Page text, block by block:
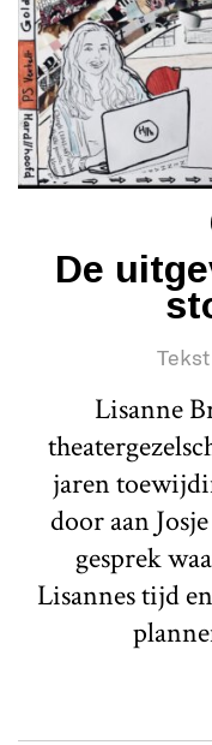
De
Tekst
Lisanne
jaren
door aan
gesprek
Lisannes tijd